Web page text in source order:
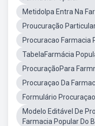
Metidolpa Entra Na
Proucuração
Procuracao Farmacia
TabelaFarmácia
ProcuraçãoPara
Procuraçao Da
Formulário
Modelo Editável De
Farmacia Popular Do